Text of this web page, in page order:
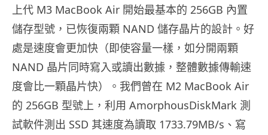
上代 M3 MacBook Air 開始最基本的 256GB 內置
儲存型號，已恢復兩顆 NAND 儲存晶片的設計。好
處是速度會更加快（即使容量一樣，如分開兩顆
NAND 晶片同時寫入或讀出數據，整體數據傳輸速
度會比一顆晶片快）。我們曾在 M2 MacBook Air
的 256GB 型號上，利用 AmorphousDiskMark 測
試軟件測出 SSD 其速度為讀取 1733.79MB/s、寫